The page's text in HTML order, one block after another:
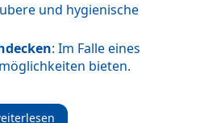
und hygienische
: Im Falle eines
bieten.